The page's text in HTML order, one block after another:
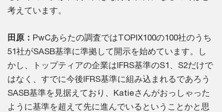
考えています。
田原： PwCあらたの調査ではTOPIX100の100社のうち
51社がSASB基準に準拠して開示を始めています。し
かし、トップティアの企業はIFRS基準のS1、S2だけで
はなく、すでに今後IFRS基準に組み込まれるであろう
SASB基準を見据えており、Katieさんがおっしゃった
ように基準を超えて先に進んでいるということかと思